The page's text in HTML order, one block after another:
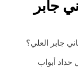
جابر
جابر العلي؟
أبواب